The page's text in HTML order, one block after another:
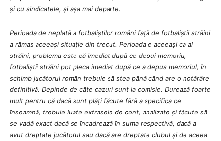
și cu sindicatele, și așa mai departe.
Perioada de neplată a fotbaliștilor români față de fotbaliștii străini
a rămas aceeași situație din trecut. Perioada e aceeași ca al
străini, problema este că imediat după ce depui memoriu,
fotbaliștii străini pot pleca imediat după ce a depus memoriul, în
schimb jucătorul român trebuie să stea până când are o hotărâre
definitivă. Depinde de câte cazuri sunt la comisie. Durează foarte
mult pentru că dacă sunt plăți făcute fără a specifica ce
înseamnă, trebuie luate extrasele de cont, analizate și făcute să
se vadă exact dacă se încadrează în suma respectivă, dacă a
avut dreptate jucătorul sau dacă are dreptate clubul și de aceea